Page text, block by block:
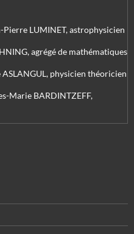
Pierre LUMINET, astrophysicien
agrégé de mathématiques
ASLANGUL, physicien théoricien
Marie BARDINTZEFF,